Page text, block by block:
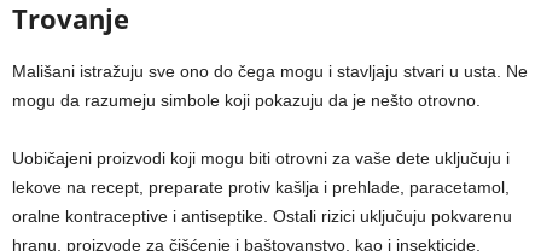
Trovanje
Mališani istražuju sve ono do čega mogu i stavljaju stvari u usta. Ne
mogu da razumeju simbole koji pokazuju da je nešto otrovno.
Uobičajeni proizvodi koji mogu biti otrovni za vaše dete uključuju i
lekove na recept, preparate protiv kašlja i prehlade, paracetamol,
oralne kontraceptive i antiseptike. Ostali rizici uključuju pokvarenu
hranu, proizvode za čišćenje i baštovanstvo, kao i insekticide,